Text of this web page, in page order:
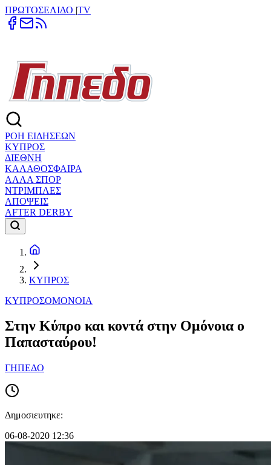
ΠΡΩΤΟΣΕΛΙΔΟ |TV
ΡΟΗ ΕΙΔΗΣΕΩΝ
ΚΥΠΡΟΣ
ΔΙΕΘΝΗ
ΚΑΛΑΘΟΣΦΑΙΡΑ
ΑΛΛΑ ΣΠΟΡ
ΝΤΡΙΜΠΛΕΣ
ΑΠΟΨΕΙΣ
AFTER DERBY
ΚΥΠΡΟΣ
ΚΥΠΡΟΣΟΜΟΝΟΙΑ
Στην Κύπρο και κοντά στην Ομόνοια ο
Παπασταύρου!
ΓΗΠΕΔΟ
Δημοσιευτηκε:
06-08-2020 12:36